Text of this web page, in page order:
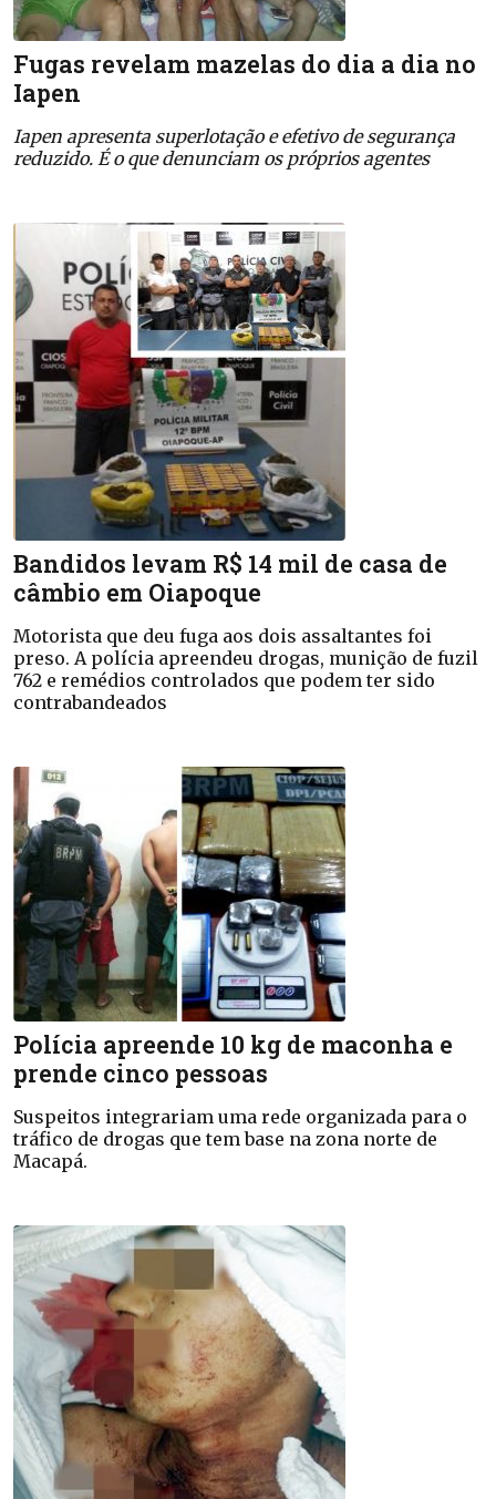
Fugas revelam mazelas do dia a dia no
Iapen
Iapen apresenta superlotação e efetivo de segurança
reduzido. É o que denunciam os próprios agentes
Bandidos levam R$ 14 mil de casa de
câmbio em Oiapoque
Motorista que deu fuga aos dois assaltantes foi
preso. A polícia apreendeu drogas, munição de fuzil
762 e remédios controlados que podem ter sido
contrabandeados
Polícia apreende 10 kg de maconha e
prende cinco pessoas
Suspeitos integrariam uma rede organizada para o
tráfico de drogas que tem base na zona norte de
Macapá.